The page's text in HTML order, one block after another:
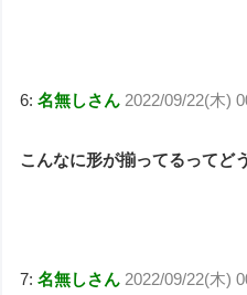
6:名無しさん 2022/09/22(木)
こんなに形が揃ってるってど
7:名無しさん 2022/09/22(木)